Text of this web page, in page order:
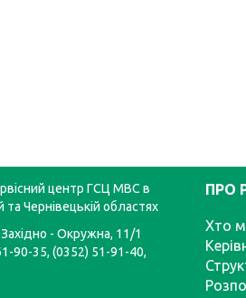
центр ГСЦ МВС в
Чернівецькій областях
- Окружна, 11/1
90-35, (0352) 51-91-40,
ПРО
Хто